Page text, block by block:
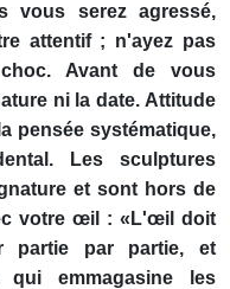
vous serez agressé,
attentif ; n'ayez pas
Avant de vous
ni la date. Attitude
pensée systématique,
Les sculptures
et sont hors de
votre œil : «L'œil doit
partie par partie, et
qui emmagasine les